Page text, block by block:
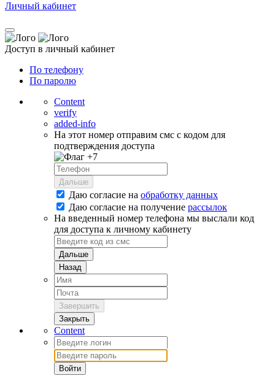
Личный кабинет
Доступ в личный кабинет
По телефону
По паролю
Content
verify
added-info
На этот номер отправим смс с кодом для
подтверждения доступа
+7
Дальше
Даю согласие на обработку данных
Даю согласие на получение рассылок
На введенный номер телефона мы выслали код
для доступа к личному кабинету
Дальше
Назад
Завершить
Закрыть
Content
Войти